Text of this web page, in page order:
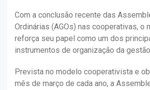
Com a conclusão recente das
Ordinárias (AGOs) nas cooperativas, o
reforça seu papel como um dos
instrumentos de organização da
Prevista no modelo cooperativista e
mês de março de cada ano, a